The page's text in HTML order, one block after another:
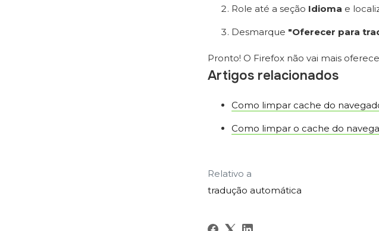
Role até a seção Idioma e
Desmarque "Oferecer para
Pronto! O Firefox não vai mais
Artigos relacionados
Como limpar cache do
Como limpar o cache do
Relativo a
tradução automática